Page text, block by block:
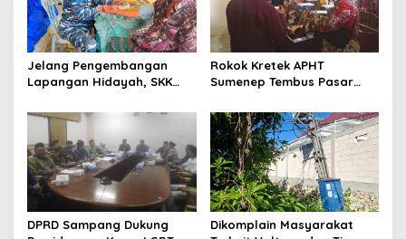
Jelang Pengembangan
Lapangan Hidayah, SKK
Perkuat Sinergi dengan
Nelayan Sampang
Rokok Kretek APHT
Sumenep Tembus Pasar
DPRD Sampang Dukung
Dikomplain Masyarakat